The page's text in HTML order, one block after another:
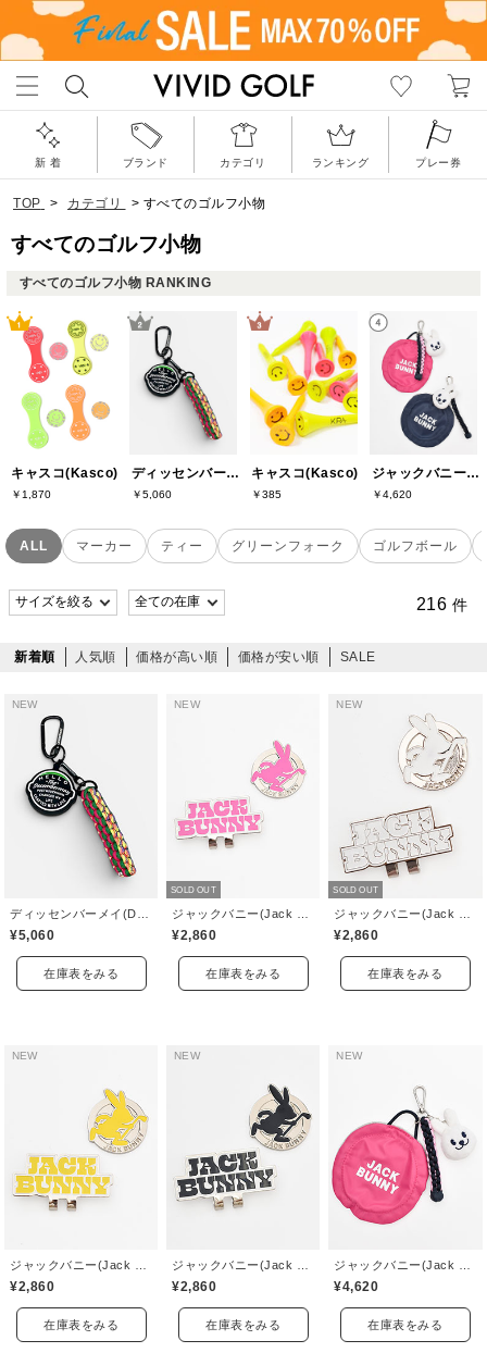
新 着 ブランド カテゴリ ランキング プレー券
TOP > カテゴリ > すべてのゴルフ小物
すべてのゴルフ小物
すべてのゴルフ小物 RANKING
キャスコ(Kasco)
￥1,870
ディッセンバーメイ(DECEMBERMAY)
￥5,060
キャスコ(Kasco)
￥385
ジャックバニー(Jack Bunny)
￥4,620
ALL マーカー ティー グリーンフォーク ゴルフボール
216 件
新着順 人気順 価格が高い順 価格が安い順 SALE
NEW
¥5,060
在庫表をみる
NEW
SOLD OUT
¥2,860
在庫表をみる
NEW
SOLD OUT
¥2,860
在庫表をみる
NEW
¥2,860
在庫表をみる
NEW
¥2,860
在庫表をみる
NEW
¥4,620
在庫表をみる